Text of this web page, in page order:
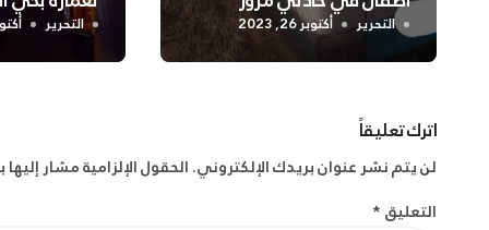
بالشلف
التحرير أكتوبر 26, 2023 التحرير أكتوبر
اترك تعليقاً
لن يتم نشر عنوان بريدك الإلكتروني.الحقول الإلزامية مشار إليها
التعليق*